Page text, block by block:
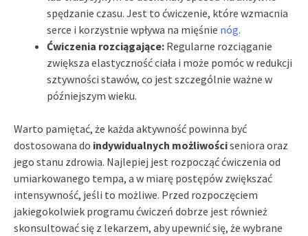
spędzanie czasu. Jest to ćwiczenie, które wzmacnia
serce i korzystnie wpływa na mięśnie nóg.
Ćwiczenia rozciągające: Regularne rozciąganie
zwiększa elastyczność ciała i może pomóc w redukcji
sztywności stawów, co jest szczególnie ważne w
późniejszym wieku.
Warto pamiętać, że każda aktywność powinna być
dostosowana do indywidualnych możliwościseniora oraz
jego stanu zdrowia. Najlepiej jest rozpocząć ćwiczenia od
umiarkowanego tempa, a w miarę postępów zwiększać
intensywność, jeśli to możliwe. Przed rozpoczęciem
jakiegokolwiek programu ćwiczeń dobrze jest również
skonsultować się z lekarzem, aby upewnić się, że wybrane